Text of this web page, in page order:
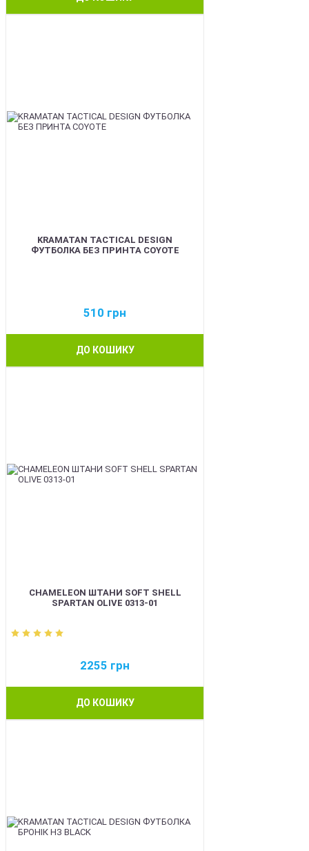
KRAMATAN TACTICAL DESIGN
ФУТБОЛКА БЕЗ ПРИНТА COYOTE
510 грн
ДО КОШИКУ
CHAMELEON ШТАНИ SOFT SHELL
SPARTAN OLIVE 0313-01
2255 грн
ДО КОШИКУ